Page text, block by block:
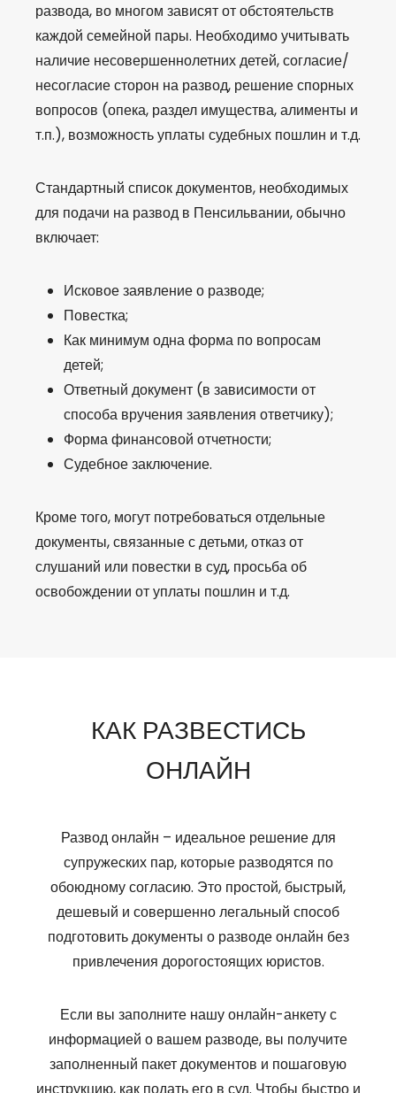
развода, во многом зависят от обстоятельств
каждой семейной пары. Необходимо учитывать
наличие несовершеннолетних детей, согласие/
несогласие сторон на развод, решение спорных
вопросов (опека, раздел имущества, алименты и
т.п.), возможность уплаты судебных пошлин и т.д.
Стандартный список документов, необходимых
для подачи на развод в Пенсильвании, обычно
включает:
Исковое заявление о разводе;
Повестка;
Как минимум одна форма по вопросам
детей;
Ответный документ (в зависимости от
способа вручения заявления ответчику);
Форма финансовой отчетности;
Судебное заключение.
Кроме того, могут потребоваться отдельные
документы, связанные с детьми, отказ от
слушаний или повестки в суд, просьба об
освобождении от уплаты пошлин и т.д.
КАК РАЗВЕСТИСЬ
ОНЛАЙН
Развод онлайн – идеальное решение для
супружеских пар, которые разводятся по
обоюдному согласию. Это простой, быстрый,
дешевый и совершенно легальный способ
подготовить документы о разводе онлайн без
привлечения дорогостоящих юристов.
Если вы заполните нашу онлайн-анкету с
информацией о вашем разводе, вы получите
заполненный пакет документов и пошаговую